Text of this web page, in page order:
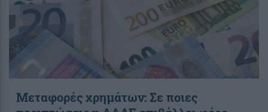
Μεταφορές χρημάτων: Σε ποιες